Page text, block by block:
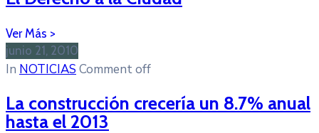
junio 21, 2010
In NOTICIAS Comment off
La construcción crecería un 8.7% anual
hasta el 2013